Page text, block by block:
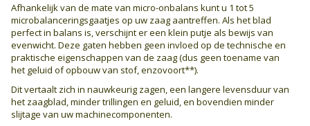
Afhankelijk van de mate van micro-onbalans kunt u 1 tot 5
microbalanceringsgaatjes op uw zaag aantreffen. Als het blad
perfect in balans is, verschijnt er een klein putje als bewijs van
evenwicht. Deze gaten hebben geen invloed op de technische en
praktische eigenschappen van de zaag (dus geen toename van
het geluid of opbouw van stof, enzovoort**).
Dit vertaalt zich in nauwkeurig zagen, een langere levensduur van
het zaagblad, minder trillingen en geluid, en bovendien minder
slijtage van uw machinecomponenten.